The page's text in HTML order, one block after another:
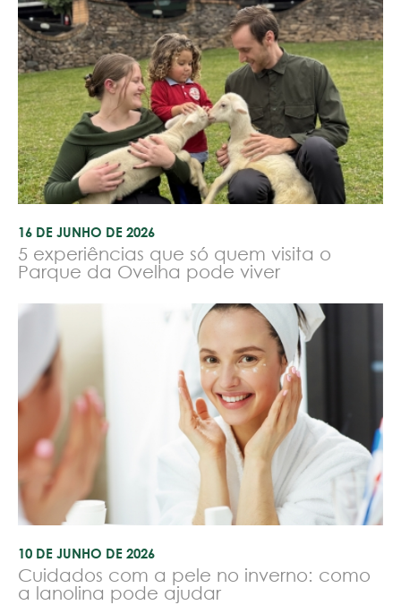
16 DE JUNHO DE 2026
5 experiências que só quem visita o
Parque da Ovelha pode viver
10 DE JUNHO DE 2026
Cuidados com a pele no inverno: como
a lanolina pode ajudar